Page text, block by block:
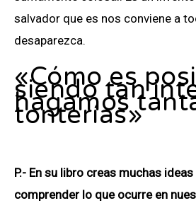
salvador que es nos conviene a
desaparezca.
«Cómo es
siendo tan
hagamos
tonterías»
P.- En su libro creas muchas
comprender lo que ocurre en